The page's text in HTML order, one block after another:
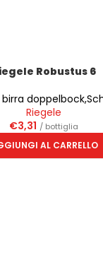
Robustus 6
doppelbock,
Riegele
€3,31 / bottiglia
AL CARRELLO